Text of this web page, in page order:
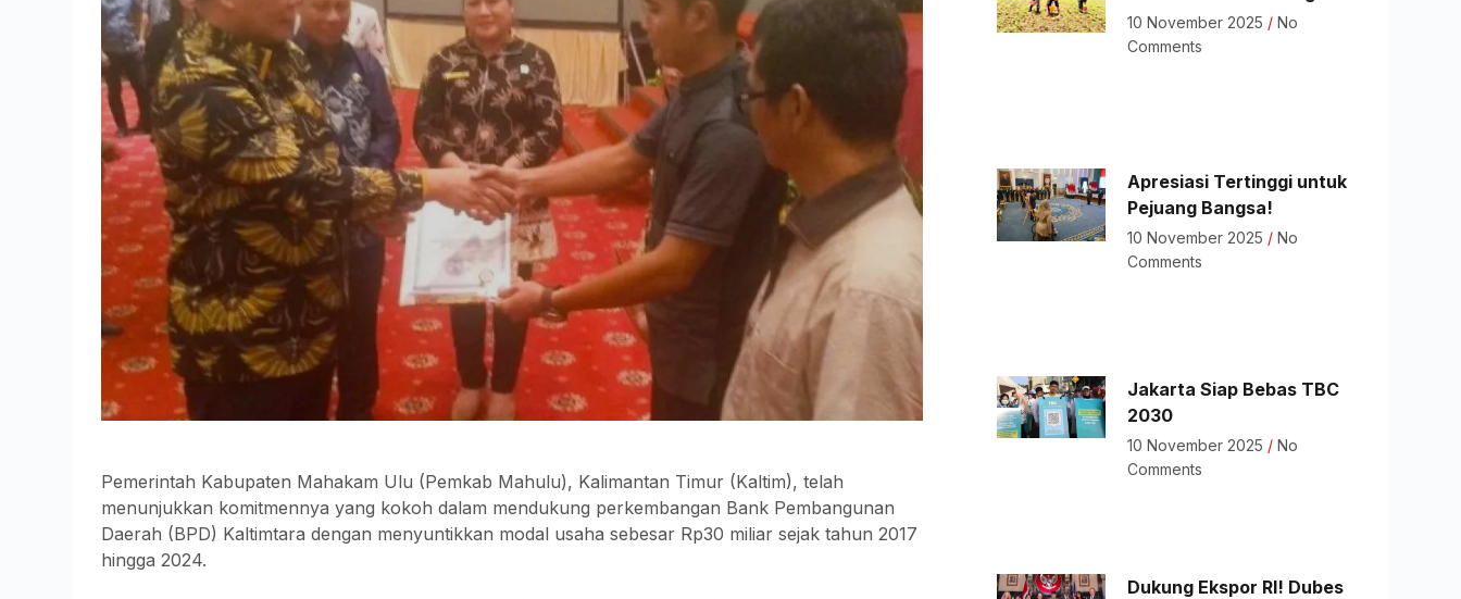
Pemerintah Kabupaten Mahakam Ulu (Pemkab Mahulu), Kalimantan Timur (Kaltim), telah
menunjukkan komitmennya yang kokoh dalam mendukung perkembangan Bank Pembangunan
Daerah (BPD) Kaltimtara dengan menyuntikkan modal usaha sebesar Rp30 miliar sejak tahun 2017
hingga 2024.
10 November 2025
No
Comments
Apresiasi Tertinggi untuk
Pejuang Bangsa!
10 November 2025
No
Comments
Jakarta Siap Bebas TBC
2030
10 November 2025
No
Comments
Dukung Ekspor RI! Dubes